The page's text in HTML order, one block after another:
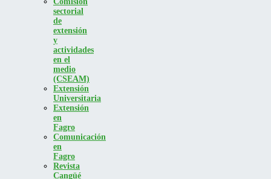
sectorial
de
extensión
y
actividades
en el
medio
(CSEAM)
Extensión
Universitaria
Extensión
en
Fagro
Comunicación
en
Fagro
Revista
Cangüé